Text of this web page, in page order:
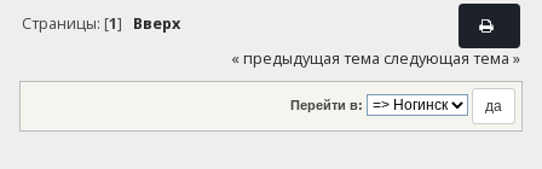
Страницы: [1] Вверх
« предыдущая тема следующая тема »
Перейти в: